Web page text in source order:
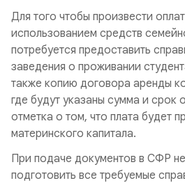
Для того чтобы произвести
использованием средств
потребуется предоставить
заведения о проживании
также копию договора аренды
где будут указаны сумма и срок
отметка о том, что плата будет
материнского капитала.
При подаче документов в СФР
подготовить все требуемые